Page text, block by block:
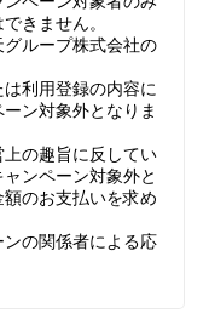
きません。
グループ株式会社の
は利用登録の内容に
ン対象外となりま
上の趣旨に反してい
ンペーン対象外と
のお支払いを求め
ンの関係者による応